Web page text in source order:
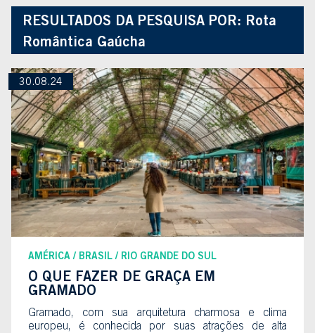
RESULTADOS DA PESQUISA POR: Rota
Romântica Gaúcha
30.08.24
AMÉRICA BRASIL RIO GRANDE DO SUL
O QUE FAZER DE GRAÇA EM
GRAMADO
Gramado, com sua arquitetura charmosa e clima
europeu, é conhecida por suas atrações de alta